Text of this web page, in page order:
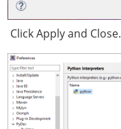
Click Apply and Close.